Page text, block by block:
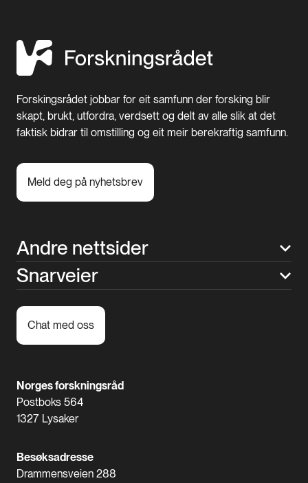
Forskingsrådet jobbar for eit samfunn der forsking blir
skapt, brukt, utfordra, verdsett og delt av alle slik at det
faktisk bidrar til omstilling og eit meir berekraftig samfunn.
Meld deg på nyhetsbrev
Andre nettsider
Snarveier
Chat med oss
Norges forskningsråd
Postboks 564
1327 Lysaker
Besøksadresse
Drammensveien 288